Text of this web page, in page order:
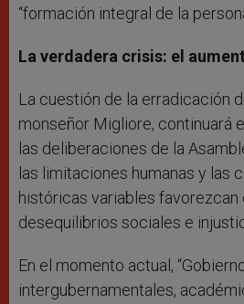
“formación integral de la
La verdadera crisis: el
La cuestión de la erradicación
monseñor Migliore, continuará
las deliberaciones de la
las limitaciones humanas y las
históricas variables favorezcan
desequilibrios sociales e
En el momento actual,
intergubernamentales,